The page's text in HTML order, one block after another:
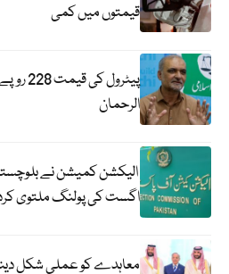
قیمتوں میں کمی
الرحمان
اگست کی پولنگ ملتوی
معاہدے کو عملی شکل